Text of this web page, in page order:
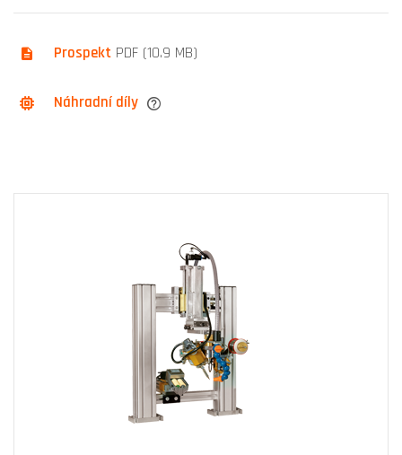
Prospekt PDF (10.9 MB)
Náhradní díly